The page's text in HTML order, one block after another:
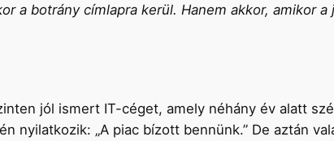
a botrány címlapra kerül. Hanem akkor, amikor
jól ismert IT-céget, amely néhány év alatt
nyilatkozik: „A piac bízott bennünk.” De aztán